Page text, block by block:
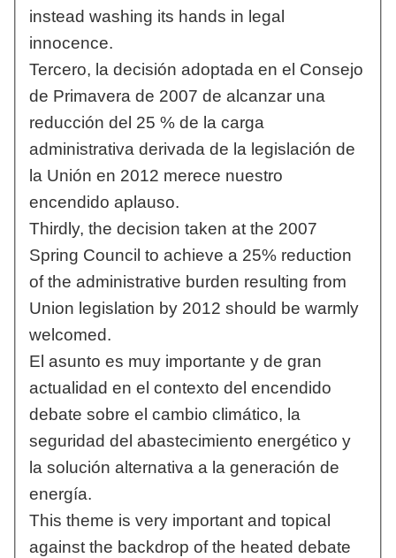
instead washing its hands in legal
innocence.
Tercero, la decisión adoptada en el Consejo
de Primavera de 2007 de alcanzar una
reducción del 25 % de la carga
administrativa derivada de la legislación de
la Unión en 2012 merece nuestro
encendido aplauso.
Thirdly, the decision taken at the 2007
Spring Council to achieve a 25% reduction
of the administrative burden resulting from
Union legislation by 2012 should be warmly
welcomed.
El asunto es muy importante y de gran
actualidad en el contexto del encendido
debate sobre el cambio climático, la
seguridad del abastecimiento energético y
la solución alternativa a la generación de
energía.
This theme is very important and topical
against the backdrop of the heated debate